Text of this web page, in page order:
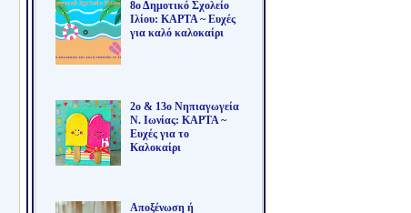
8ο Δημοτικό Σχολείο
Ιλίου: ΚΑΡΤΑ ~ Ευχές
για καλό καλοκαίρι
2ο & 13ο Νηπιαγωγεία
Ν. Ιωνίας: ΚΑΡΤΑ ~
Ευχές για το
Καλοκαίρι
Αποξένωση ή